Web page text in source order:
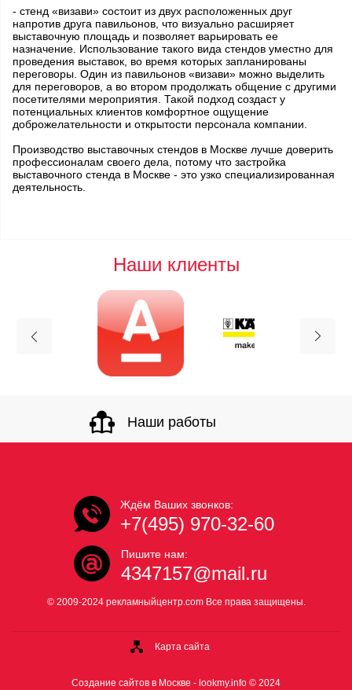
- стенд «визави» состоит из двух расположенных друг
напротив друга павильонов, что визуально расширяет
выставочную площадь и позволяет варьировать ее
назначение. Использование такого вида стендов уместно для
проведения выставок, во время которых запланированы
переговоры. Один из павильонов «визави» можно выделить
для переговоров, а во втором продолжать общение с другими
посетителями мероприятия. Такой подход создаст у
потенциальных клиентов комфортное ощущение
доброжелательности и открытости персонала компании.
Производство выставочных стендов в Москве лучше доверить
профессионалам своего дела, потому что застройка
выставочного стенда в Москве - это узко специализированная
деятельность.
Наши клиенты
Наши работы
Ждём Ваших звонков:
+7(495) 970-32-60
Пишите нам:
4347157@mail.ru
© 2009-2024 рекламныйцентр.com Все права защищены.
Карта сайта
Создание сайтов в Москве - lookmy.info © 2024